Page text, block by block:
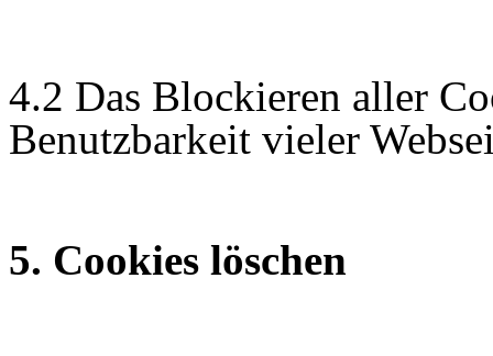
4.2 Das Blockieren aller
Benutzbarkeit vieler
5. Cookies löschen